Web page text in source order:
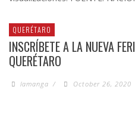
QUERÉTARO
INSCRÍBETE A LA NUEVA
QUERÉTARO
lamanga / October 26, 2020